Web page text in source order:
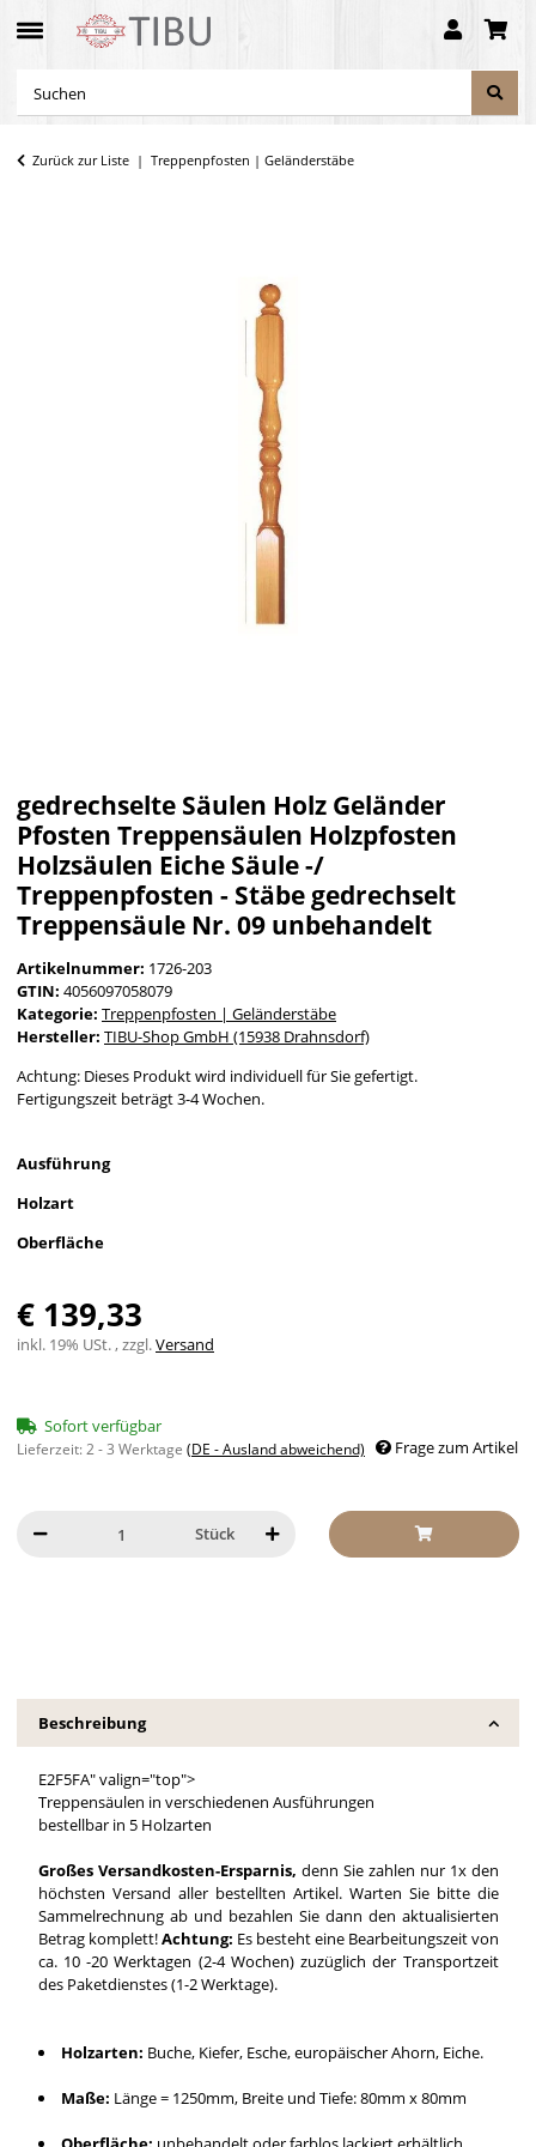
Zurück zur Liste Treppenpfosten | Geländerstäbe
gedrechselte Säulen Holz Geländer
Pfosten Treppensäulen Holzpfosten
Holzsäulen Eiche Säule -/
Treppenpfosten - Stäbe gedrechselt
Treppensäule Nr. 09 unbehandelt
Artikelnummer: 1726-203
GTIN: 4056097058079
Kategorie: Treppenpfosten | Geländerstäbe
Hersteller: TIBU-Shop GmbH (15938 Drahnsdorf)
Achtung: Dieses Produkt wird individuell für Sie gefertigt.
Fertigungszeit beträgt 3-4 Wochen.
Ausführung
Holzart
Oberfläche
€ 139,33
inkl. 19% USt. , zzgl.Versand
Sofort verfügbar
Lieferzeit:2 - 3 Werktage (DE - Ausland abweichend) Frage zum Artikel
Stück
Beschreibung
E2F5FA" valign="top">
Treppensäulen in verschiedenen Ausführungen
bestellbar in 5 Holzarten
Großes Versandkosten-Ersparnis, denn Sie zahlen nur 1x den
höchsten Versand aller bestellten Artikel. Warten Sie bitte die
Sammelrechnung ab und bezahlen Sie dann den aktualisierten
Betrag komplett!Achtung: Es besteht eine Bearbeitungszeit von
ca. 10 -20 Werktagen (2-4 Wochen) zuzüglich der Transportzeit
des Paketdienstes (1-2 Werktage).
Holzarten: Buche, Kiefer, Esche, europäischer Ahorn, Eiche.
Maße: Länge = 1250mm, Breite und Tiefe: 80mm x 80mm